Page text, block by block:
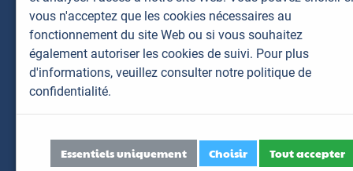
Mes résultats
Mes commandes
Mes factures
vous n'acceptez que les cookies nécessaires au
fonctionnement du site Web ou si vous souhaitez
également autoriser les cookies de suivi. Pour plus
d'informations, veuillez consulter notre politique de
confidentialité.
Essentiels uniquement Choisir Tout accepter